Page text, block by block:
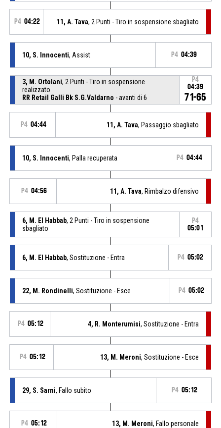
P4 04:22 11, A. Tava, 2 Punti - Tiro in sospensione sbagliato
10, S. Innocenti, Assist P4 04:39
3, M. Ortolani, 2 Punti - Tiro in sospensione
realizzato
RR Retail Galli Bk S.G.Valdarno - avanti di 6
P4
04:39
71-65
P4 04:44 11, A. Tava, Passaggio sbagliato
10, S. Innocenti, Palla recuperata P4 04:44
P4 04:56 11, A. Tava, Rimbalzo difensivo
6, M. El Habbab, 2 Punti - Tiro in sospensione
sbagliato
P4
05:01
6, M. El Habbab, Sostituzione - Entra P4 05:02
22, M. Rondinelli, Sostituzione - Esce P4 05:02
P4 05:12 4, R. Monterumisi, Sostituzione - Entra
P4 05:12 13, M. Meroni, Sostituzione - Esce
29, S. Sarni, Fallo subito P4 05:12
P4 05:12 13, M. Meroni, Fallo personale